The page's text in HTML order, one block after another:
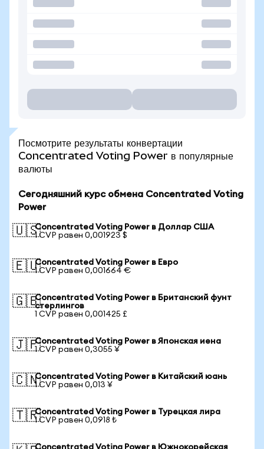
Посмотрите результаты конвертации
Concentrated Voting Power в популярные
валюты
Сегодняшний курс обмена Concentrated Voting
Power
🇺🇸Concentrated Voting Power в Доллар США
1 CVP равен 0,001923 $
🇪🇺Concentrated Voting Power в Евро
1 CVP равен 0,001664 €
🇬🇧Concentrated Voting Power в Британский фунт
стерлингов
1 CVP равен 0,001425 £
🇯🇵Concentrated Voting Power в Японская иена
1 CVP равен 0,3055 ¥
🇨🇳Concentrated Voting Power в Китайский юань
1 CVP равен 0,013 ¥
🇹🇷Concentrated Voting Power в Турецкая лира
1 CVP равен 0,0918 ₺
Concentrated Voting Power в Южнокорейская